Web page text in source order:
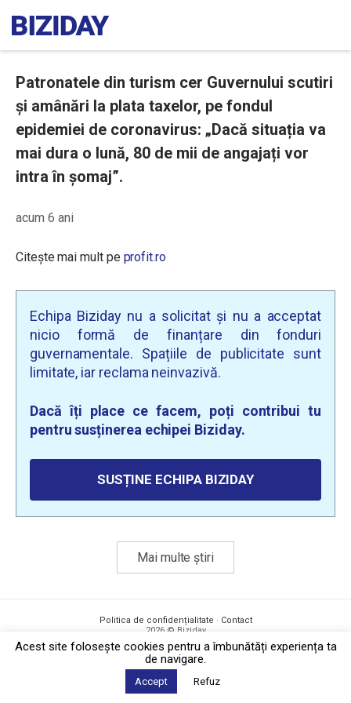
Patronatele din turism cer Guvernului scutiri
și amânări la plata taxelor, pe fondul
epidemiei de coronavirus: „Dacă situația va
mai dura o lună, 80 de mii de angajați vor
intra în șomaj”.
acum 6 ani
Citește mai mult pe profit.ro
Echipa Biziday nu a solicitat și nu a acceptat
nicio formă de finanțare din fonduri
guvernamentale. Spațiile de publicitate sunt
limitate, iar reclama neinvazivă.
Dacă îți place ce facem, poți contribui tu
pentru susținerea echipei Biziday.
SUSȚINE ECHIPA BIZIDAY
Mai multe știri
Politica de confidențialitate · Contact
2026 © Biziday
Acest site foloseşte cookies pentru a îmbunătăți experiența ta
de navigare.
Accept Refuz